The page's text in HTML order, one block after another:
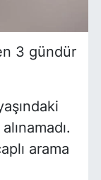
3 gündür
arama